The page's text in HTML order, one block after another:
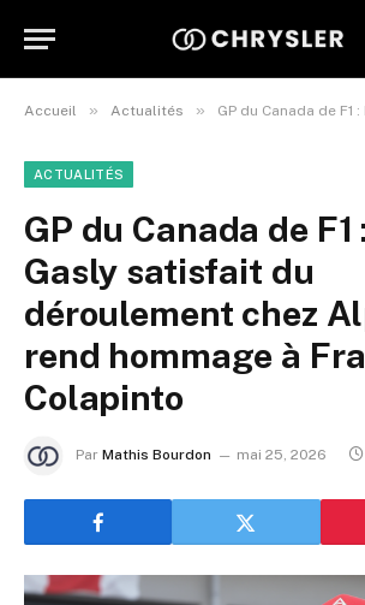
Accueil » Actualités » GP du Canada de F1 : Pierre Gasly satisfait du
ACTUALITÉS
GP du Canada de F1
Gasly satisfait du
déroulement chez
rend hommage à
Colapinto
Par Mathis Bourdon mai 25, 2026